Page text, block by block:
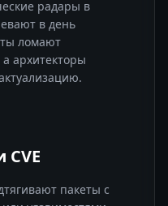
радары в
в день
ломают
архитекторы
пакеты с